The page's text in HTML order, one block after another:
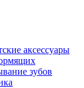
аксессуары
зубов